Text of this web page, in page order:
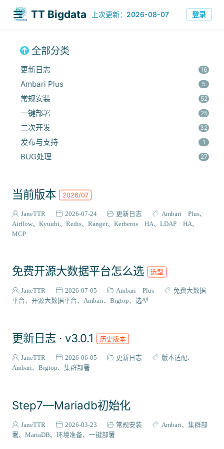
TT Bigdata 上次更新：2026-08-07 登录
全部分类
更新日志
16
Ambari Plus 5
常规安装 52
一键部署 25
二次开发 32
发布与支持 1
BUG处理 27
组件安装
报错解决 68
VIEW插件
成神之路
集成案例 31
核心代码
当前版本 2026/07
JaneTTR 2026-07-24 更新日志
Ambari Plus
Airflow
Kyuubi Redis Ranger Kerberos HA
LDAP HA
MCP
免费开源大数据平台怎么选 选型
JaneTTR 2026-07-05 Ambari Plus
免费大数据
平台
开源大数据平台 Ambari Bigtop 选型
更新日志 · v3.0.1 历史版本
JaneTTR 2026-06-05 更新日志
版本适配
Ambari
Bigtop 集群部署
Step7—Mariadb初始化
JaneTTR 2026-03-23 常规安装 Ambari
集群部
署
MariaDB 环境准备 一键部署